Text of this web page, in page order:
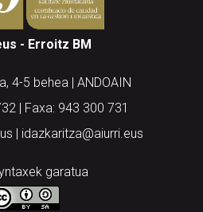
- Erroitz BM
4-5 behea | ANDOAIN
| Faxa: 943 300 731
| idazkaritza@aiurri.eus
garatua